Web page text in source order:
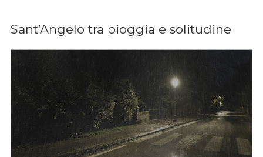
Sant’Angelo tra pioggia e solitudine